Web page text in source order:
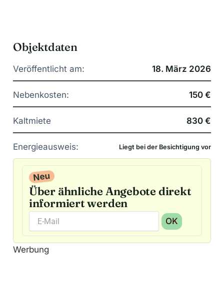
Objektdaten
Veröffentlicht am: 18. März 2026
Nebenkosten: 150 €
Kaltmiete 830 €
Energieausweis: Liegt bei der Besichtigung vor
Neu
Über ähnliche Angebote direkt
informiert werden
OK
A
l
Werbung